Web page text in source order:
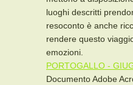
luoghi descritti
resoconto è anche
rendere questo
emozioni.
PORTOGALLO -
Documento Adobe